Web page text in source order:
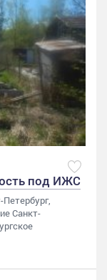
под ИЖС
Санкт-